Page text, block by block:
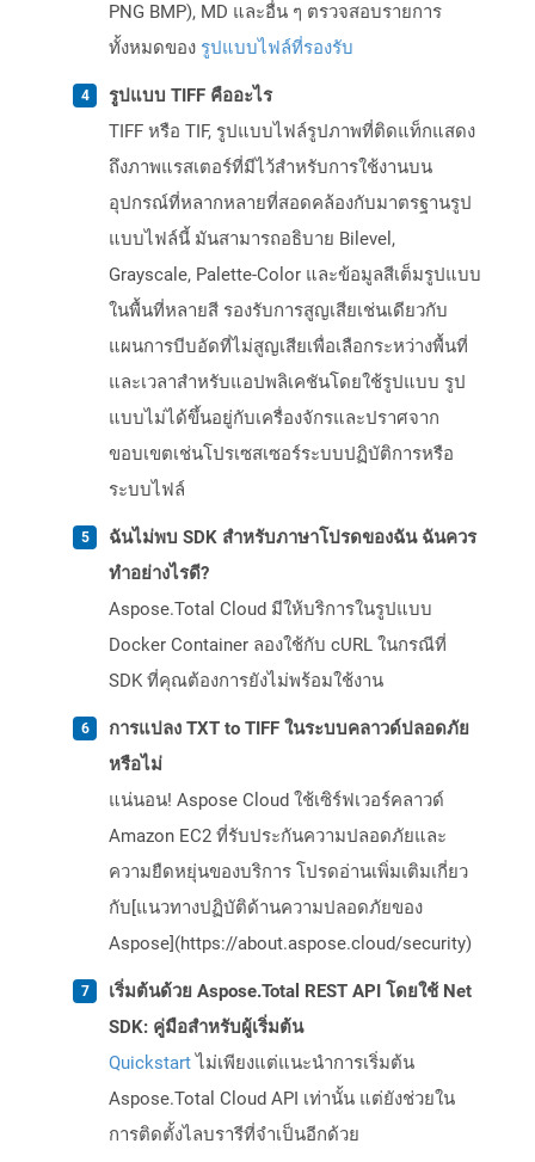
PNG BMP), MD และอื่น ๆ ตรวจสอบรายการ
ทั้งหมดของ รูปแบบไฟล์ที่รองรับ
รูปแบบ TIFF คืออะไร
TIFF หรือ TIF, รูปแบบไฟล์รูปภาพที่ติดแท็กแสดง
ถึงภาพแรสเตอร์ที่มีไว้สำหรับการใช้งานบน
อุปกรณ์ที่หลากหลายที่สอดคล้องกับมาตรฐานรูป
แบบไฟล์นี้ มันสามารถอธิบาย Bilevel,
Grayscale, Palette-Color และข้อมูลสีเต็มรูปแบบ
ในพื้นที่หลายสี รองรับการสูญเสียเช่นเดียวกับ
แผนการบีบอัดที่ไม่สูญเสียเพื่อเลือกระหว่างพื้นที่
และเวลาสำหรับแอปพลิเคชันโดยใช้รูปแบบ รูป
แบบไม่ได้ขึ้นอยู่กับเครื่องจักรและปราศจาก
ขอบเขตเช่นโปรเซสเซอร์ระบบปฏิบัติการหรือ
ระบบไฟล์
ฉันไม่พบ SDK สำหรับภาษาโปรดของฉัน ฉันควร
ทำอย่างไรดี?
Aspose.Total Cloud มีให้บริการในรูปแบบ
Docker Container ลองใช้กับ cURL ในกรณีที่
SDK ที่คุณต้องการยังไม่พร้อมใช้งาน
การแปลง TXT to TIFF ในระบบคลาวด์ปลอดภัย
หรือไม่
แน่นอน! Aspose Cloud ใช้เซิร์ฟเวอร์คลาวด์
Amazon EC2 ที่รับประกันความปลอดภัยและ
ความยืดหยุ่นของบริการ โปรดอ่านเพิ่มเติมเกี่ยว
กับ[แนวทางปฏิบัติด้านความปลอดภัยของ
Aspose](https://about.aspose.cloud/security)
เริ่มต้นด้วย Aspose.Total REST API โดยใช้ Net
SDK: คู่มือสำหรับผู้เริ่มต้น
Quickstartไม่เพียงแต่แนะนำการเริ่มต้น
Aspose.Total Cloud API เท่านั้น แต่ยังช่วยใน
การติดตั้งไลบรารีที่จำเป็นอีกด้วย